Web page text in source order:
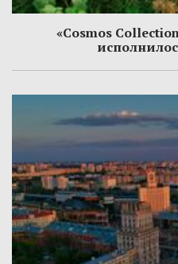
«Cosmos